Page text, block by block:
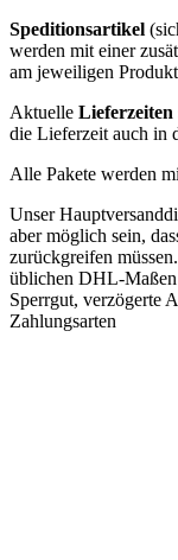
Speditionsartikel
werden mit einer
am jeweiligen
Aktuelle Lieferzeiten
die Lieferzeit auch in
Alle Pakete werden
Unser
aber möglich sein,
zurückgreifen
üblichen DHL-Maßen
Sperrgut, verzögerte
Zahlungsarten